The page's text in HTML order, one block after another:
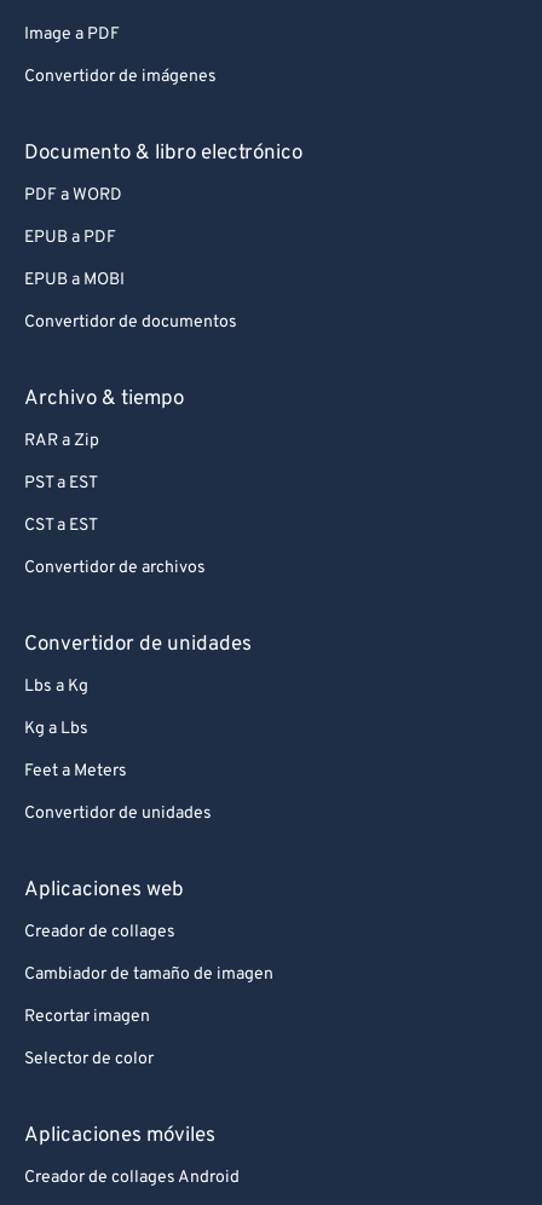
Image a PDF
Convertidor de imágenes
Documento & libro electrónico
PDF a WORD
EPUB a PDF
EPUB a MOBI
Convertidor de documentos
Archivo & tiempo
RAR a Zip
PST a EST
CST a EST
Convertidor de archivos
Convertidor de unidades
Lbs a Kg
Kg a Lbs
Feet a Meters
Convertidor de unidades
Aplicaciones web
Creador de collages
Cambiador de tamaño de imagen
Recortar imagen
Selector de color
Aplicaciones móviles
Creador de collages Android